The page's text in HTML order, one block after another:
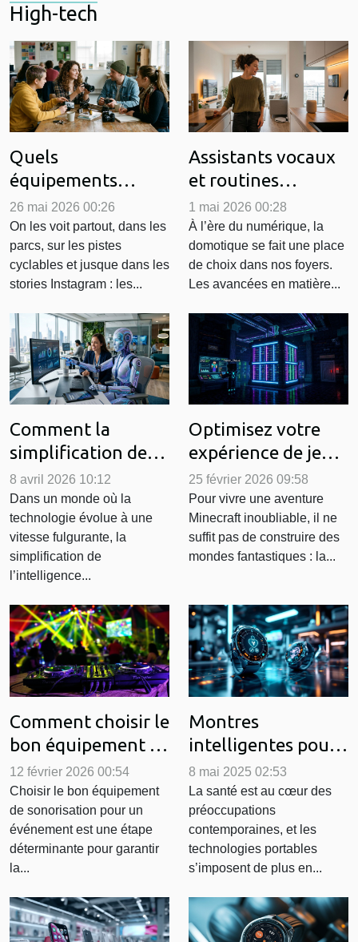
High-tech
Quels
équipements
choisir quand on
commence ?
Témoignages de
débutants
26 mai 2026 00:26
On les voit partout, dans les
parcs, sur les pistes
cyclables et jusque dans les
stories Instagram : les...
Assistants vocaux
et routines
personnalisées :
jusqu'où peut-on
automatiser sa
maison ?
1 mai 2026 00:28
À l’ère du numérique, la
domotique se fait une place
de choix dans nos foyers.
Les avancées en matière...
Comment la
simplification de
l'intelligence
artificielle
transforme-t-elle
les entreprises ?
8 avril 2026 10:12
Dans un monde où la
technologie évolue à une
vitesse fulgurante, la
simplification de
l’intelligence...
Optimisez votre
expérience de jeu
avec un
hébergement
Minecraft sécurisé
25 février 2026 09:58
Pour vivre une aventure
Minecraft inoubliable, il ne
suffit pas de construire des
mondes fantastiques : la...
Comment choisir le
bon équipement de
sonorisation pour
votre événement ?
12 février 2026 00:54
Choisir le bon équipement
de sonorisation pour un
événement est une étape
déterminante pour garantir
la...
Montres
intelligentes pour
la santé
surveillance et
innovation
8 mai 2025 02:53
La santé est au cœur des
préoccupations
contemporaines, et les
technologies portables
s’imposent de plus en...